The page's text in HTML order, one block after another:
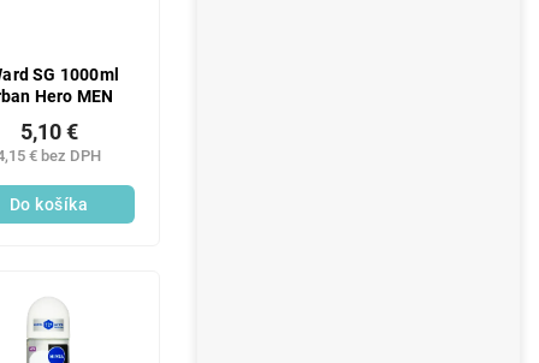
SG 1000ml
Hero MEN
€ bez DPH
5,10 €
Do košíka